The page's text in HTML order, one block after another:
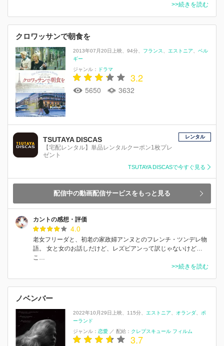
>>続きを読む
クロワッサンで朝食を
2013年07月20日上映 94分 フランス エストニア
ベル
ギー
ジャンル：
ドラマ
3.2
5650 3632
TSUTAYA DISCAS
【宅配レンタル】単品レンタルクーポン1枚プレ
ゼント
レンタル
TSUTAYA DISCASで今すぐ見る
配信中の動画配信サービスをもっと見る
カントの感想・評価
4.0
老女フリーダと、初老の家政婦アンヌとのフレンチ・ツンデレ物
語。 女と女のお話しだけど、レズビアンって訳じゃないけど…
こ…
>>続きを読む
ノベンバー
2022年10月29日上映 115分 エストニア オランダ
ポ
ーランド
ジャンル： 恋愛 ／ 配給： クレプスキュール フィルム
3.7